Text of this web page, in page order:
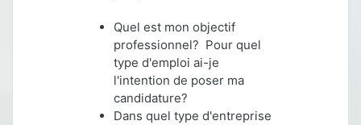
Quel est mon objectif
professionnel? Pour quel
type d'emploi ai-je
l'intention de poser ma
candidature?
Dans quel type d'entreprise